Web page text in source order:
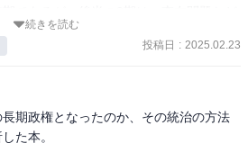
か はるかた) 政策研究大学院大学 教授
V.S 知事』中公新書(2020)
治経済学部 政治学科 教授
編とジェンダー政治』ミネルヴァ書房(
、「一強」であることに変わりはない
ーを打ち出せなかった、と分析してい
、第二次安倍政権の「労働政策・雇用
め。第二次安倍政権発足後、「行き過
、規制緩和的・新自由主義的な労働政
続きを読む
投稿日 : 2025.02.23
期政権となったのか、その統治の方法
た本。